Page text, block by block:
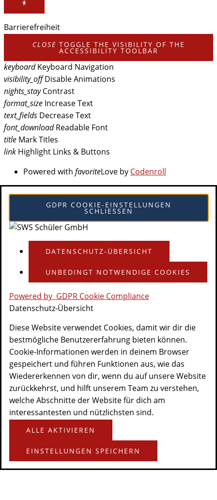
Barrierefreiheit
CLOSE TOGGLE THE VISIBILITY OF THE
ACCESSIBILITY TOOLBAR
keyboard Keyboard Navigation
visibility_off Disable Animations
nights_stay Contrast
format_size Increase Text
text_fields Decrease Text
font_download Readable Font
title Mark Titles
link Highlight Links & Buttons
Powered with favoriteLove by Codenroll
GDPR COOKIE-EINSTELLUNGEN
SCHLIESSEN
DATENSCHUTZ-ÜBERSICHT
UNBEDINGT NOTWENDIGE COOKIES
Powered by GDPR Cookie Compliance
Datenschutz-Übersicht
Diese Website verwendet Cookies, damit wir dir die
bestmögliche Benutzererfahrung bieten können.
Cookie-Informationen werden in deinem Browser
gespeichert und führen Funktionen aus, wie das
Wiedererkennen von dir, wenn du auf unsere Website
zurückkehrst, und hilft unserem Team zu verstehen,
welche Abschnitte der Website für dich am
interessantesten und nützlichsten sind.
ALLE AKTIVIEREN
EINSTELLUNGEN SPEICHERN